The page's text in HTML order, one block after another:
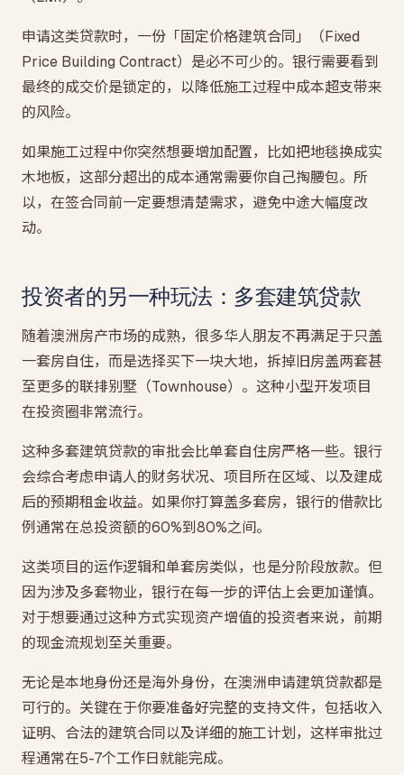
申请这类贷款时，一份「固定价格建筑合同」（Fixed
Price Building Contract）是必不可少的。银行需要看到
最终的成交价是锁定的，以降低施工过程中成本超支带来
的风险。
如果施工过程中你突然想要增加配置，比如把地毯换成实
木地板，这部分超出的成本通常需要你自己掏腰包。所
以，在签合同前一定要想清楚需求，避免中途大幅度改
动。
投资者的另一种玩法：多套建筑贷款
随着澳洲房产市场的成熟，很多华人朋友不再满足于只盖
一套房自住，而是选择买下一块大地，拆掉旧房盖两套甚
至更多的联排别墅（Townhouse）。这种小型开发项目
在投资圈非常流行。
这种多套建筑贷款的审批会比单套自住房严格一些。银行
会综合考虑申请人的财务状况、项目所在区域、以及建成
后的预期租金收益。如果你打算盖多套房，银行的借款比
例通常在总投资额的60%到80%之间。
这类项目的运作逻辑和单套房类似，也是分阶段放款。但
因为涉及多套物业，银行在每一步的评估上会更加谨慎。
对于想要通过这种方式实现资产增值的投资者来说，前期
的现金流规划至关重要。
无论是本地身份还是海外身份，在澳洲申请建筑贷款都是
可行的。关键在于你要准备好完整的支持文件，包括收入
证明、合法的建筑合同以及详细的施工计划，这样审批过
程通常在5-7个工作日就能完成。